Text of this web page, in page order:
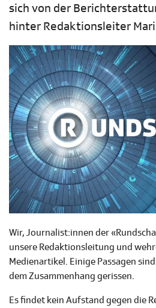
sich von der
hinter Redaktionsleiter
Wir, Journalist:innen der
unsere Redaktionsleitung und
Medienartikel. Einige Passagen
dem Zusammenhang gerissen.
Es findet kein Aufstand gegen die